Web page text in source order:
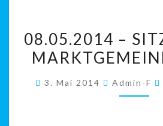
–
08.05.2014 –
3. Mai 2014 Admin-F